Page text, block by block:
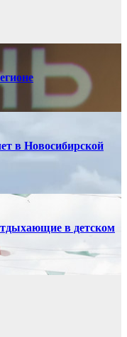
в Новосибирской
в детском